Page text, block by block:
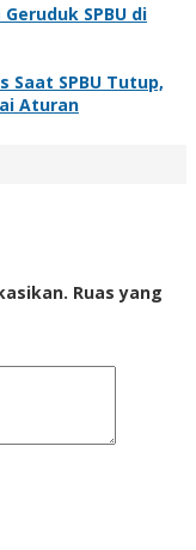
SPBU di
SPBU Tutup,
Aturan
Ruas yang